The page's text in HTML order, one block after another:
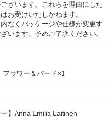
ざいます。これらを理由にした
お受けいたしかねます。
内なくパッケージや仕様が変更す
います。予めご了承ください。
フラワー＆バード×1
ー】Anna Emilia Laitinen